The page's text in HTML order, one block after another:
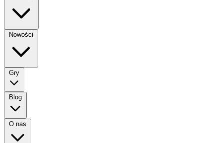
Nowości
Gry
Blog
O nas